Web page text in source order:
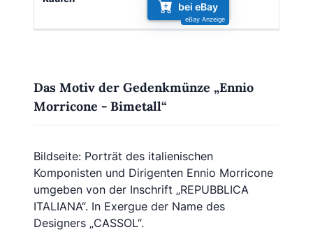
bei eBay
Das Motiv der Gedenkmünze „Ennio
Morricone - Bimetall“
Bildseite: Porträt des italienischen
Komponisten und Dirigenten Ennio Morricone
umgeben von der Inschrift „REPUBBLICA
ITALIANA“. In Exergue der Name des
Designers „CASSOL“.